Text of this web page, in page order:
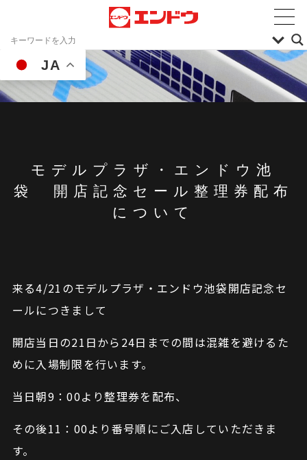
JA
モデルプラザ・エンドウ池
袋 開店記念セール整理券配布
について
来る4/21のモデルプラザ・エンドウ池袋開店記念セ
ールにつきまして
開店当日の21日から24日までの間は混雑を避けるた
めに入場制限を行います。
当日朝9：00より整理券を配布、
その後11：00より番号順にご入店していただきま
す。